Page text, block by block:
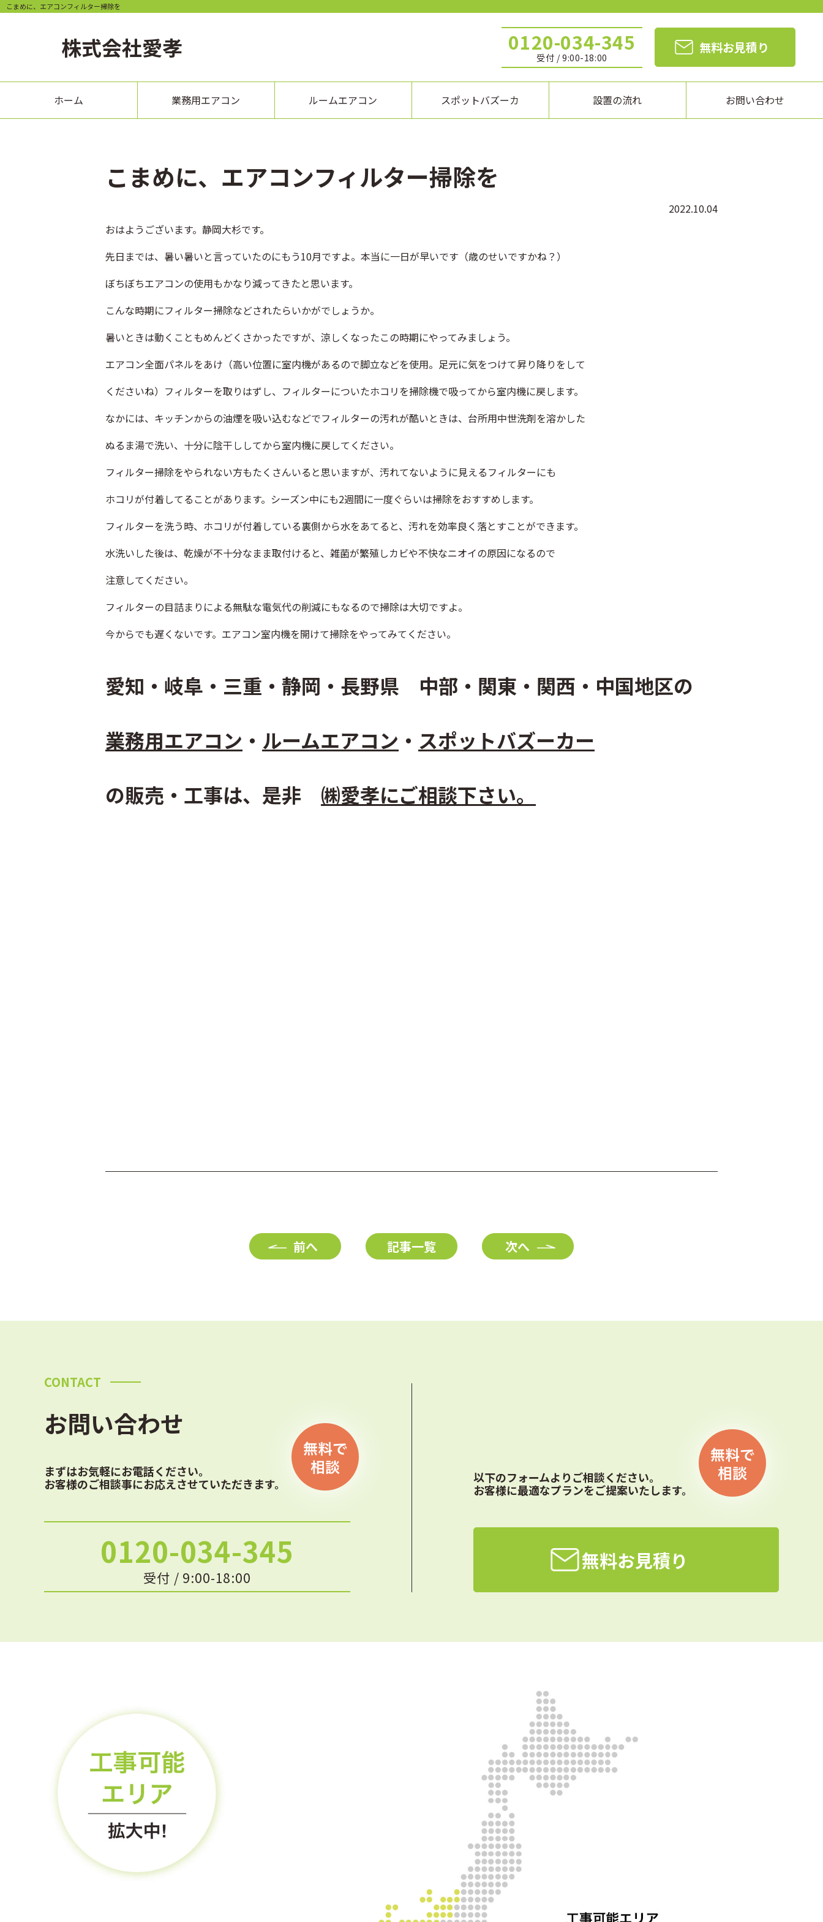
こまめに、エアコンフィルター掃除を
株式会社愛孝 0120-034-345
受付 / 9:00-18:00
無料お見積り
ホーム 業務用エアコン ルームエアコン スポットバズーカ 設置の流れ お問い合わせ
こまめに、エアコンフィルター掃除を
2022.10.04
おはようございます。静岡大杉です。
先日までは、暑い暑いと言っていたのにもう10月ですよ。本当に一日が早いです（歳のせいですかね？）
ぼちぼちエアコンの使用もかなり減ってきたと思います。
こんな時期にフィルター掃除などされたらいかがでしょうか。
暑いときは動くこともめんどくさかったですが、涼しくなったこの時期にやってみましょう。
エアコン全面パネルをあけ（高い位置に室内機があるので脚立などを使用。足元に気をつけて昇り降りをして
くださいね）フィルターを取りはずし、フィルターについたホコリを掃除機で吸ってから室内機に戻します。
なかには、キッチンからの油煙を吸い込むなどでフィルターの汚れが酷いときは、台所用中世洗剤を溶かした
ぬるま湯で洗い、十分に陰干ししてから室内機に戻してください。
フィルター掃除をやられない方もたくさんいると思いますが、汚れてないように見えるフィルターにも
ホコリが付着してることがあります。シーズン中にも2週間に一度ぐらいは掃除をおすすめします。
フィルターを洗う時、ホコリが付着している裏側から水をあてると、汚れを効率良く落とすことができます。
水洗いした後は、乾燥が不十分なまま取付けると、雑菌が繁殖しカビや不快なニオイの原因になるので
注意してください。
フィルターの目詰まりによる無駄な電気代の削減にもなるので掃除は大切ですよ。
今からでも遅くないです。エアコン室内機を開けて掃除をやってみてください。
愛知・岐阜・三重・静岡・長野県 中部・関東・関西・中国地区の
業務用エアコン ・ ルームエアコン ・ スポットバズーカー
の販売・工事は、是非 ㈱愛孝にご相談下さい。
前へ 記事一覧 次へ
CONTACT
お問い合わせ
まずはお気軽にお電話ください。
お客様のご相談事にお応えさせていただきます。
0120-034-345
受付 / 9:00-18:00
以下のフォームよりご相談ください。
お客様に最適なプランをご提案いたします。
無料お見積り